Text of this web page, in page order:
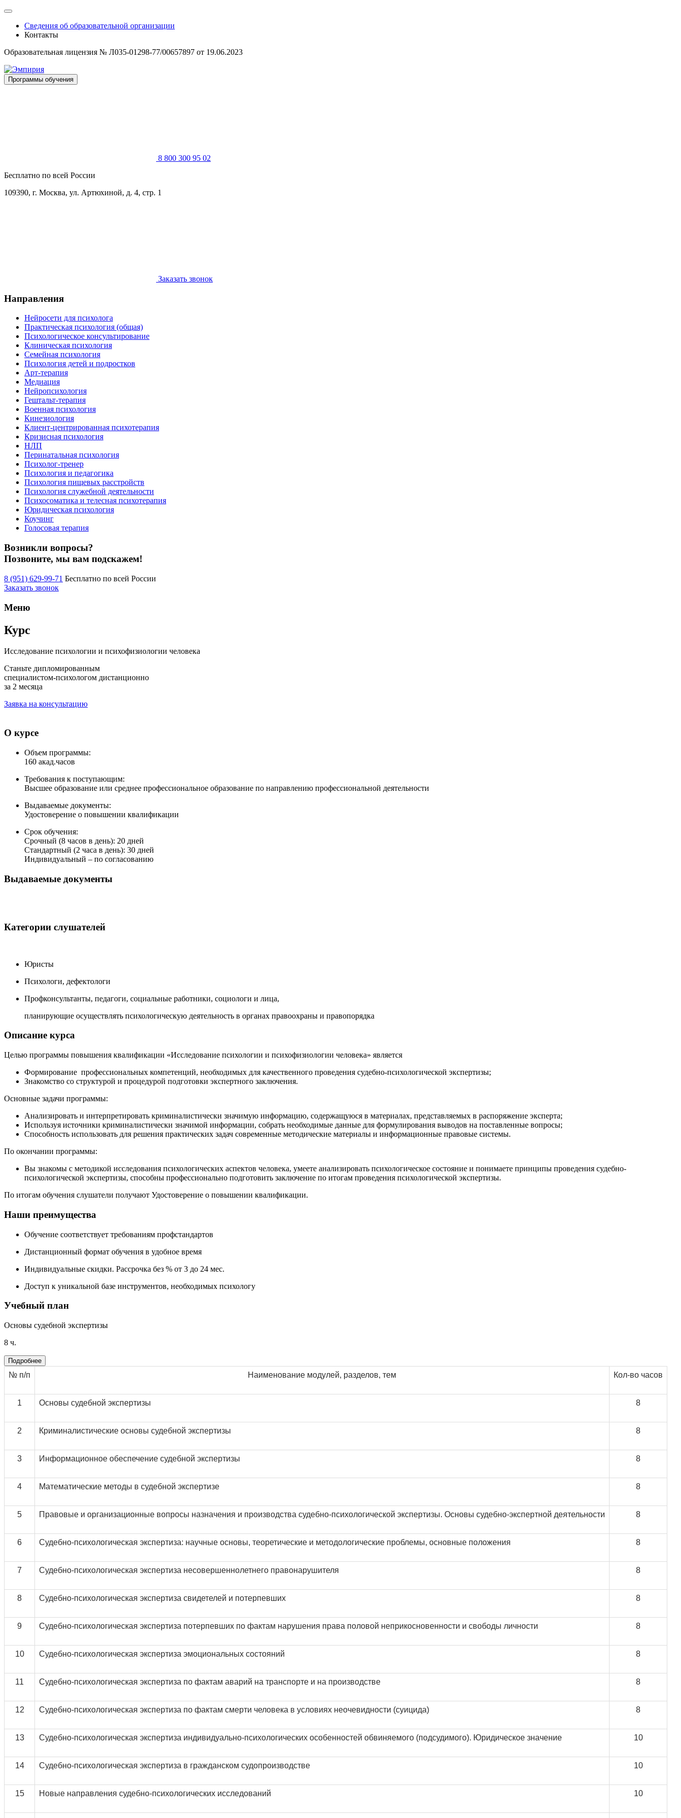
Skip
contentСведения об образовательной организации
Контакты
Образовательная лицензия № Л035-01298-77/00657897 от 19.06.2023
Программы обучения
8 800 300 95 02
Бесплатно по всей России
109390, г. Москва, ул. Артюхиной, д. 4, стр. 1
Заказать звонок
Направления
Нейросети для психолога
Практическая психология (общая)
Психологическое консультирование
Клиническая психология
Семейная психология
Психология детей и подростков
Арт-терапия
Медиация
Нейропсихология
Гештальт-терапия
Военная психология
Кинезиология
Клиент-центрированная психотерапия
Кризисная психология
НЛП
Перинатальная психология
Психолог-тренер
Психология и педагогика
Психология пищевых расстройств
Психология служебной деятельности
Психосоматика и телесная психотерапия
Юридическая психология
Коучинг
Голосовая терапия
Возникли вопросы?
Позвоните, мы вам подскажем!
8 (951) 629-99-71 Бесплатно по всей России
Заказать звонок
Меню
Курс
Исследование психологии и психофизиологии человека
Станьте дипломированным
специалистом-психологом дистанционно
за 2 месяца
Заявка на консультацию
О курсе
Объем программы:
160 акад.часов
Требования к поступающим:
Высшее образование или среднее профессиональное образование по направлению профессиональной деятельности
Выдаваемые документы:
Удостоверение о повышении квалификации
Срок обучения:
Срочный (8 часов в день): 20 дней
Стандартный (2 часа в день): 30 дней
Индивидуальный – по согласованию
Выдаваемые документы
Категории слушателей
Юристы
Психологи, дефектологи
Профконсультанты, педагоги, социальные работники, социологи и лица,
планирующие осуществлять психологическую деятельность в органах правоохраны и правопорядка
Описание курса
Целью программы повышения квалификации «Исследование психологии и психофизиологии человека» является
Формирование профессиональных компетенций, необходимых для качественного проведения судебно-психологической экспертизы;
Знакомство со структурой и процедурой подготовки экспертного заключения.
Основные задачи программы:
Анализировать и интерпретировать криминалистически значимую информацию, содержащуюся в материалах, представляемых в распоряжение эксперта;
Используя источники криминалистически значимой информации, собрать необходимые данные для формулирования выводов на поставленные вопросы;
Способность использовать для решения практических задач современные методические материалы и информационные правовые системы.
По окончании программы:
Вы знакомы с методикой исследования психологических аспектов человека, умеете анализировать психологическое состояние и понимаете принципы проведения судебно-
психологической экспертизы, способны профессионально подготовить заключение по итогам проведения психологической экспертизы.
По итогам обучения слушатели получают Удостоверение о повышении квалификации.
Наши преимущества
Обучение соответствует требованиям профстандартов
Дистанционный формат обучения в удобное время
Индивидуальные скидки. Рассрочка без % от 3 до 24 мес.
Доступ к уникальной базе инструментов, необходимых психологу
Учебный план
Основы судебной экспертизы
8 ч.
Подробнее
№ п/п Наименование модулей, разделов, тем Кол-во часов
1 Основы судебной экспертизы 8
2 Криминалистические основы судебной экспертизы 8
3 Информационное обеспечение судебной экспертизы 8
4 Математические методы в судебной экспертизе 8
5 Правовые и организационные вопросы назначения и производства судебно-психологической экспертизы. Основы судебно-экспертной деятельности 8
6 Судебно-психологическая экспертиза: научные основы, теоретические и методологические проблемы, основные положения 8
7 Судебно-психологическая экспертиза несовершеннолетнего правонарушителя 8
8 Судебно-психологическая экспертиза свидетелей и потерпевших 8
9 Судебно-психологическая экспертиза потерпевших по фактам нарушения права половой неприкосновенности и свободы личности 8
10 Судебно-психологическая экспертиза эмоциональных состояний 8
11 Судебно-психологическая экспертиза по фактам аварий на транспорте и на производстве 8
12 Судебно-психологическая экспертиза по фактам смерти человека в условиях неочевидности (суицида) 8
13 Судебно-психологическая экспертиза индивидуально-психологических особенностей обвиняемого (подсудимого). Юридическое значение 10
14 Судебно-психологическая экспертиза в гражданском судопроизводстве 10
15 Новые направления судебно-психологических исследований 10